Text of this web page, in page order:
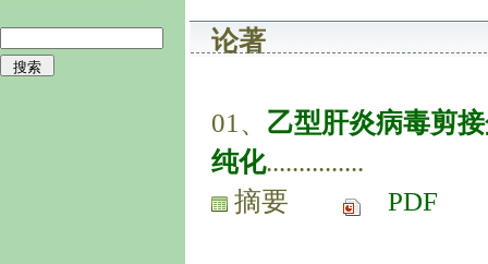
论著
01、 乙型肝炎病毒剪
纯化...............
摘要
PDF